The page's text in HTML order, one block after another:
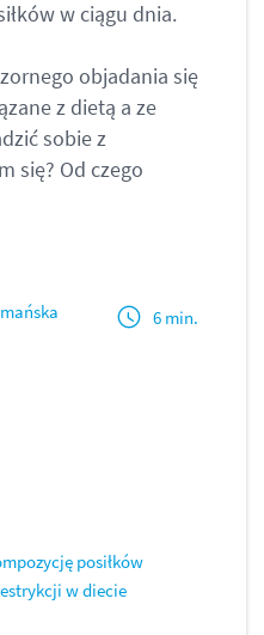
6 min.
w ciągu dnia.
objadania się
z dietą a ze
sobie z
się? Od czego
posiłków
w diecie